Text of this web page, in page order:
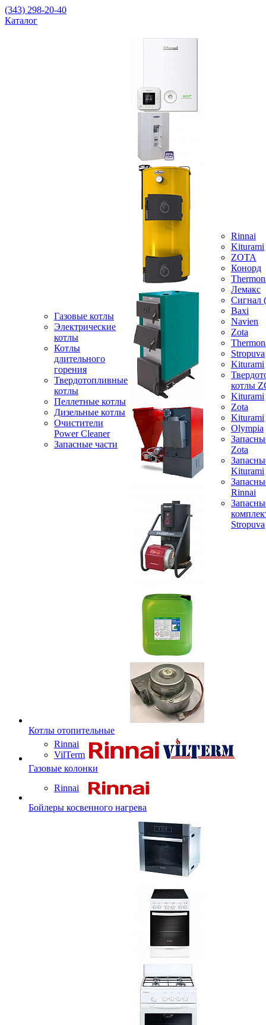
(343) 298-20-40
Каталог
Газовые котлы
Электрические
котлы
Котлы
длительного
горения
Твердотопливные
котлы
Пеллетные котлы
Дизельные котлы
Очистители
Power Cleaner
Запасные части
Rinnai
Kiturami
ZOTA
Конорд
Лемакс
Baxi
Navien
Zota
Stropuva
Kiturami
котлы
Kiturami
Zota
Kiturami
Olympia
Zota
Kiturami
Rinnai
Stropuva
Котлы отопительные
Rinnai
VilTerm
Газовые колонки
Rinnai
Бойлеры косвенного нагрева